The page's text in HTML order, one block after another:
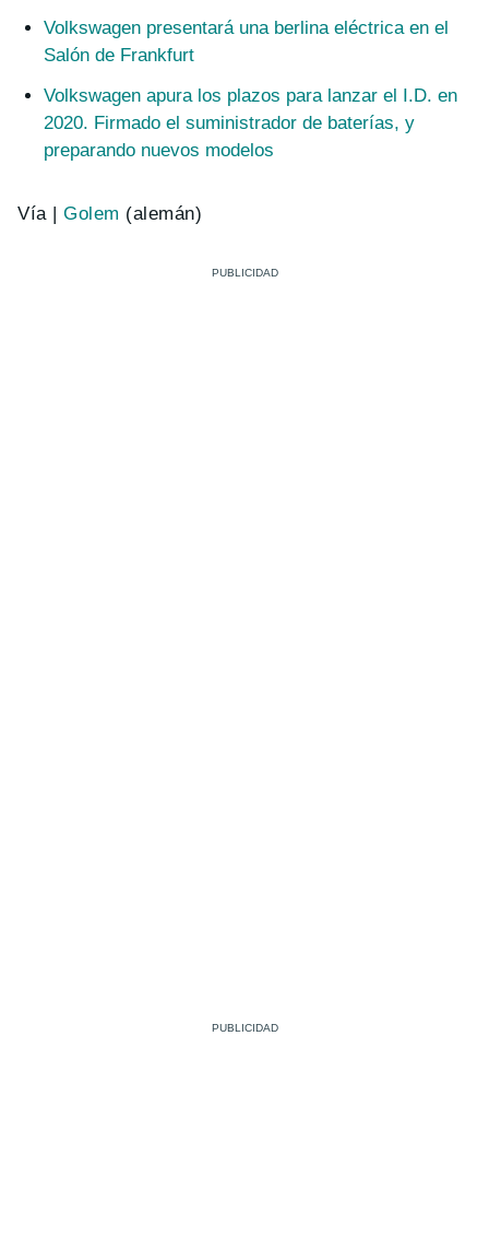
Volkswagen presentará una berlina eléctrica en el
Salón de Frankfurt
Volkswagen apura los plazos para lanzar el I.D. en
2020. Firmado el suministrador de baterías, y
preparando nuevos modelos
Vía |Golem (alemán)